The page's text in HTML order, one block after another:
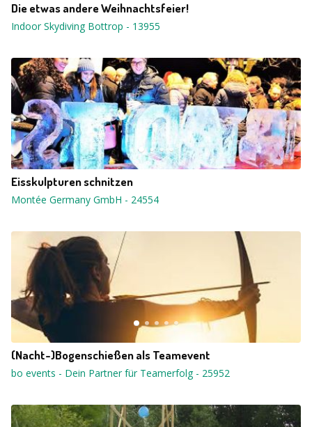
Die etwas andere Weihnachtsfeier!
Indoor Skydiving Bottrop - 13955
Eisskulpturen schnitzen
Montée Germany GmbH - 24554
(Nacht-)Bogenschießen als Teamevent
bo events - Dein Partner für Teamerfolg- 25952